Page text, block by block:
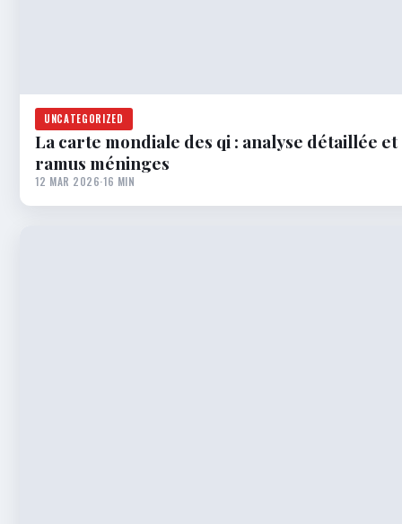
UNCATEGORIZED
La carte mondiale des qi : analyse détaillée
ramus méninges
12 MAR 2026·16 MIN